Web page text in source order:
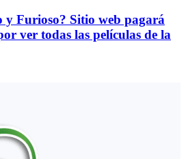
y Furioso? Sitio web pagará
ver todas las películas de la